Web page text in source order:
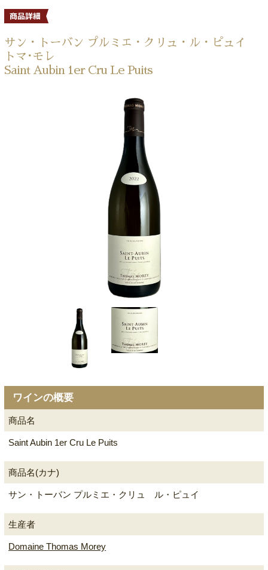
サン・トーバン プルミエ・クリュ・ル・ピュイ
トマ･モレ
Saint Aubin 1er Cru Le Puits
ワインの概要
商品名
Saint Aubin 1er Cru Le Puits
商品名(カナ)
サン・トーバン プルミエ・クリュ ル・ピュイ
生産者
Domaine Thomas Morey